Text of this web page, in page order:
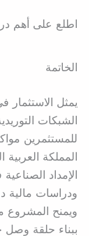
اطلع على أهم
الخاتمة
يمثل
الشبكات
للمستثمرين
المملكة
الإمداد
ودراسات مالية
ويمنح المشروع
ببناء حلقة وصل